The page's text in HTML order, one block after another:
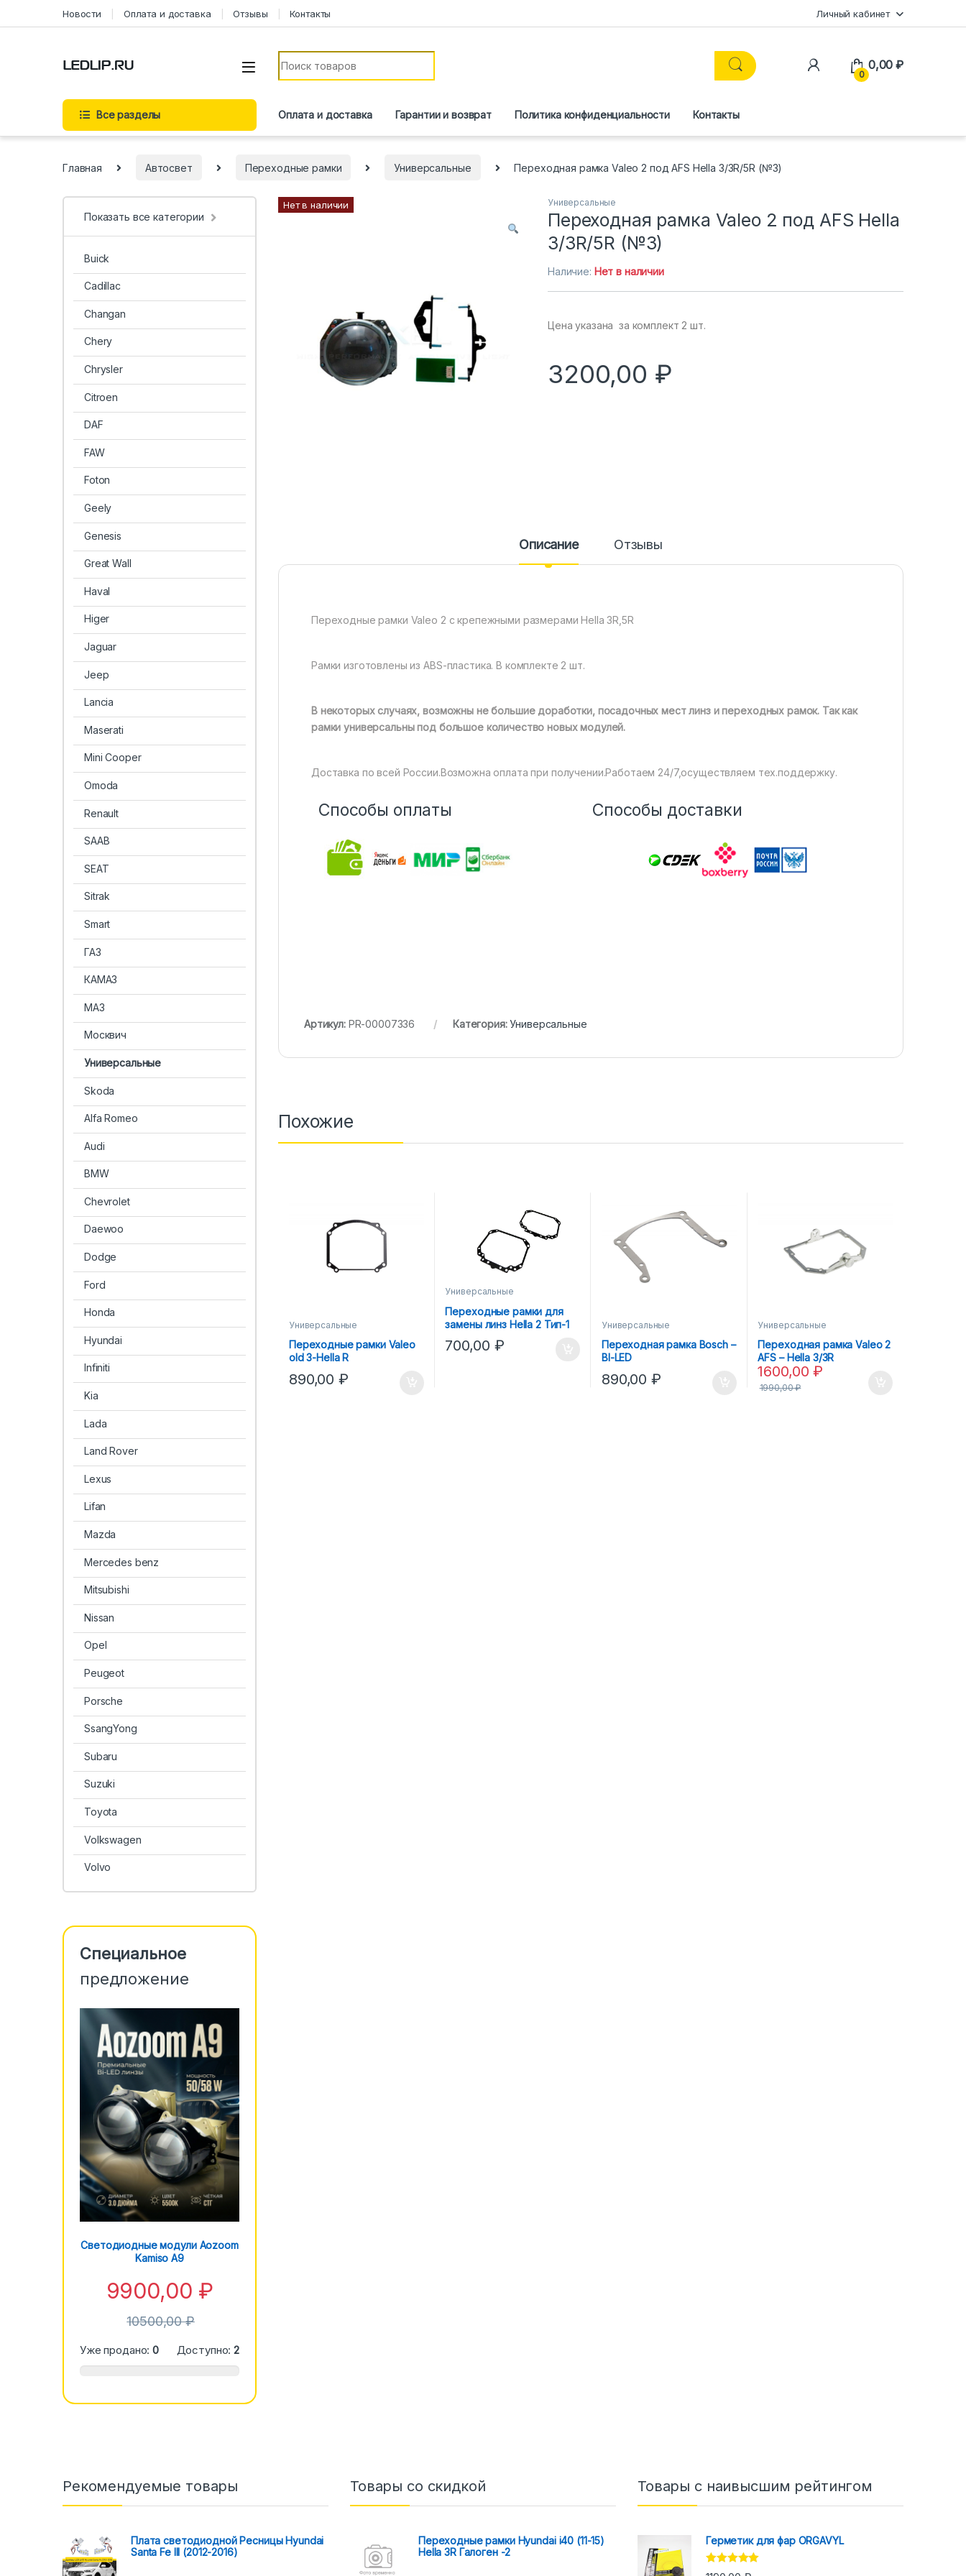
Новости Оплата и доставка Отзывы Контакты Личный кабинет
0
0,00₽
Все разделы Оплата и доставка Гарантии и возврат Политика конфиденциальности Контакты
Главная Автосвет Переходные рамки Универсальные Переходная рамка Valeo 2 под AFS Hella 3/3R/5R (№3)
Нет в наличии Универсальные
Переходная рамка Valeo 2 под AFS Hella
3/3R/5R (№3)
Наличие: Нет в наличии
Цена указана за комплект 2 шт.
3200,00 ₽
Описание Отзывы
Переходные рамки Valeo 2 с крепежными размерами Hella 3R,5R
Рамки изготовлены из ABS-пластика. В комплекте 2 шт.
В некоторых случаях, возможны не большие доработки, посадочных мест линз и переходных рамок. Так как
рамки универсальны под большое количество новых модулей.
Доставка по всей России.Возможна оплата при получении.Работаем 24/7,осуществляем тех.поддержку.
Способы оплаты Способы доставки
Артикул: PR-00007336 Категория:Универсальные
Похожие
Универсальные
Переходные рамки Valeo
old 3-Hella R
890,00₽
Универсальные
Переходные рамки для
замены линз Hella 2 Тип-1
на Hella 3R
700,00 ₽
Универсальные
Переходная рамка Bosch –
BI-LED
890,00₽
Универсальные
Переходная рамка Valeo 2
AFS – Hella 3/3R
1600,00₽
1990,00₽
Показать все категории
Buick
Cadillac
Changan
Chery
Chrysler
Citroen
DAF
FAW
Foton
Geely
Genesis
Great Wall
Haval
Higer
Jaguar
Jeep
Lancia
Maserati
Mini Cooper
Omoda
Renault
SAAB
SEAT
Sitrak
Smart
ГАЗ
КАМАЗ
МАЗ
Москвич
Универсальные
Skoda
Alfa Romeo
Audi
BMW
Chevrolet
Daewoo
Dodge
Ford
Honda
Hyundai
Infiniti
Kia
Lada
Land Rover
Lexus
Lifan
Mazda
Mercedes benz
Mitsubishi
Nissan
Opel
Peugeot
Porsche
SsangYong
Subaru
Suzuki
Toyota
Volkswagen
Volvo
Специальное
предложение
Светодиодные модули Aozoom
Kamiso A9
9900,00 ₽
10500,00₽
Уже продано:0 Доступно:2
Рекомендуемые товары
Плата светодиодной Ресницы Hyundai
Santa Fe III (2012-2016)
Товары со скидкой
Переходные рамки Hyundai i40 (11-15)
Hella 3R Галоген -2
Товары с наивысшим рейтингом
Герметик для фар ORGAVYL
Оценка 5.00